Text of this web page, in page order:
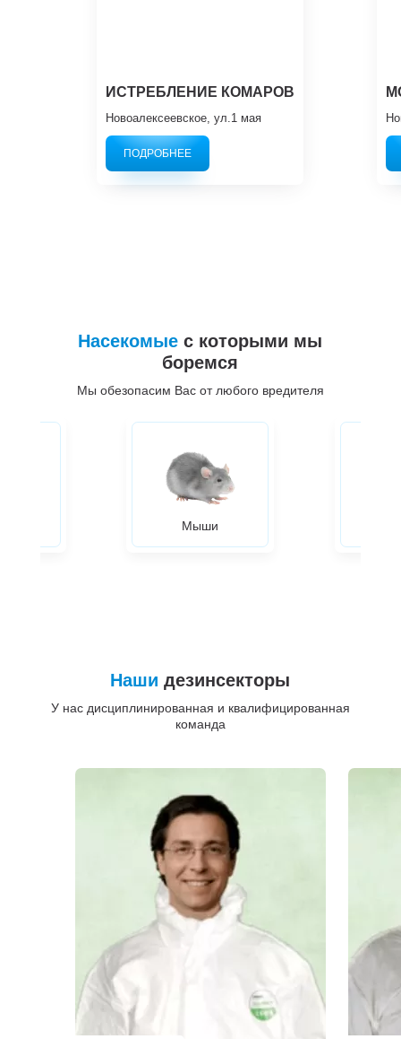
ИСТРЕБЛЕНИЕ КОМАРОВ
Новоалексеевское, ул.1 мая
ПОДРОБНЕЕ
Насекомые с которыми мы
боремся
Мы обезопасим Вас от любого вредителя
Мыши
Наши дезинсекторы
У нас дисциплинированная и квалифицированная
команда